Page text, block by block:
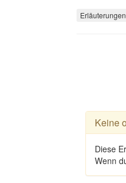
Keine
Diese
Wenn